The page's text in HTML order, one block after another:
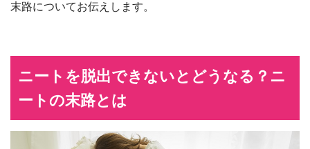
末路についてお伝えします。
ニートを脱出できないとどうなる？ニ
ートの末路とは